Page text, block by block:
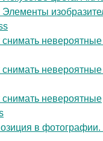
снимать
снимать
снимать невероятные
в фотографии.